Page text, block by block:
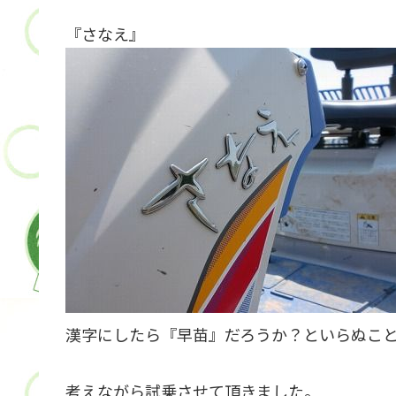
『さなえ』
漢字にしたら『早苗』だろうか？といらぬこ
考えながら試乗させて頂きました。